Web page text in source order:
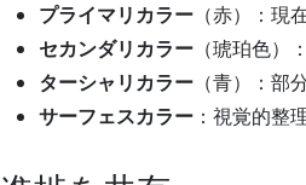
プライマリカラー （赤）：現
セカンダリカラー （琥珀色
ターシャリカラー （青）：部
サーフェスカラー ：視覚的整